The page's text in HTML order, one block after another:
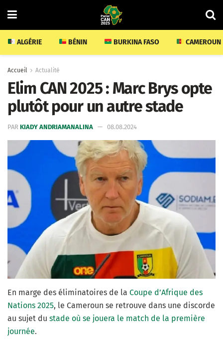
ALGÉRIE BÉNIN BURKINA FASO CAMEROUN
Accueil Actualité
Elim CAN 2025 : Marc Brys opte
plutôt pour un autre stade
PAR KIADY ANDRIAMANALINA 08.08.2024
En marge des éliminatoires de la Coupe d’Afrique des
Nations 2025, le Cameroun se retrouve dans une discorde
au sujet du stade où se jouera le match de la première
journée.